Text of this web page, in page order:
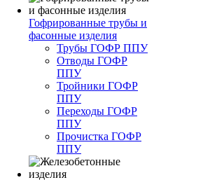
Гофрированные трубы и
фасонные изделия
Трубы ГОФР ППУ
Отводы ГОФР
ППУ
Тройники ГОФР
ППУ
Переходы ГОФР
ППУ
Прочистка ГОФР
ППУ